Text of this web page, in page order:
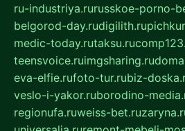
ru-industriya.rurusskoe-porno-
belgorod-day.rudigilith.ru
medic-today.rutaksu.ru
teensvoice.ruimgsharing.ru
eva-elfie.rufoto-tur.rubiz-
veslo-i-yakor.ruborodino-
regionufa.ruweiss-bet.ru